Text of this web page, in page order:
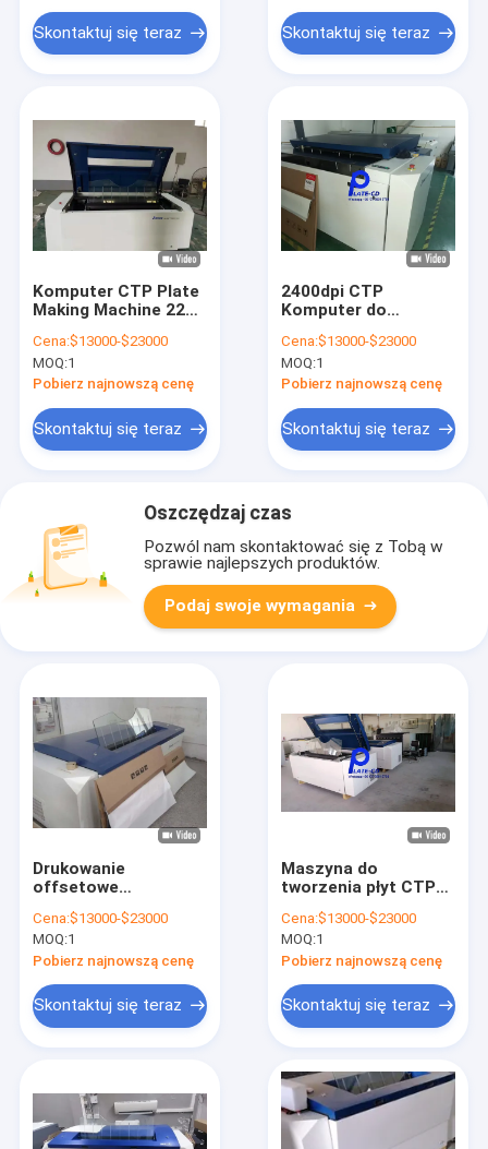
Skontaktuj się teraz Skontaktuj się teraz
Komputer CTP Plate
Making Machine 220v
obrazowaniem
laserowym
Cena:$13000-$23000
MOQ:1
Pobierz najnowszą cenę
Skontaktuj się teraz
2400dpi CTP
Komputer do
automatycznie
Cena:$13000-$23000
MOQ:1
Pobierz najnowszą cenę
Skontaktuj się teraz
Oszczędzaj czas
Pozwól nam skontaktować się z Tobą w
sprawie najlepszych produktów.
Podaj swoje wymagania
Drukowanie
offsetowe
Plate Making
Machine Dokładny
obraz
Cena:$13000-$23000
MOQ:1
Pobierz najnowszą cenę
Skontaktuj się teraz
Maszyna do
tworzenia płyt CTP
150m/min Nowa lub
używana
Cena:$13000-$23000
MOQ:1
Pobierz najnowszą cenę
Skontaktuj się teraz